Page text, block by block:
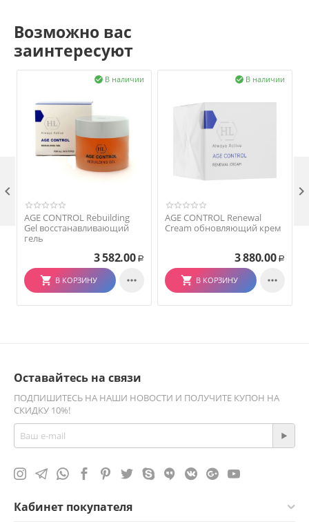
Возможно вас
заинтересуют
В наличии

AGE CONTROL Rebuilding
Gel восстанавливающий
гель
3 582.00 Р
В КОРЗИНУ 
В наличии

AGE CONTROL Renewal
Cream обновляющий крем
3 880.00 Р
В КОРЗИНУ 
 
Оставайтесь на связи
ПОДПИШИТЕСЬ НА НАШИ НОВОСТИ И ПОЛУЧИТЕ КУПОН НА
СКИДКУ 10%!
Кабинет покупателя